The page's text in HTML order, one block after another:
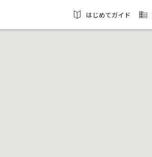
はじめてガイド